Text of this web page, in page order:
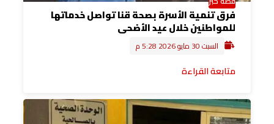
فرق تنمية الأسرة بصحة قنا تواصل خدماتها
للمواطنين خلال عيد الأضحى
السبت 30 مايو 2026 5:28 م
متابعة القراءة